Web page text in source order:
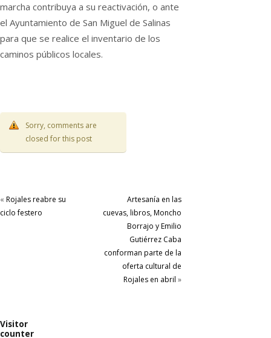
marcha contribuya a su reactivación, o ante
el Ayuntamiento de San Miguel de Salinas
para que se realice el inventario de los
caminos públicos locales.
Sorry, comments are
closed for this post
« Rojales reabre su
ciclo festero
Artesanía en las
cuevas, libros, Moncho
Borrajo y Emilio
Gutiérrez Caba
conforman parte de la
oferta cultural de
Rojales en abril »
Visitor
counter